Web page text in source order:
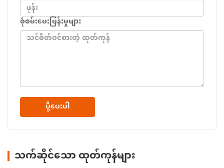
စုံစမ်းမေးမြန်းမှုများ
ပို့ပေးပါ
သက်ဆိုင်သော ထုတ်ကုန်များ